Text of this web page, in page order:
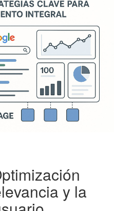
y la